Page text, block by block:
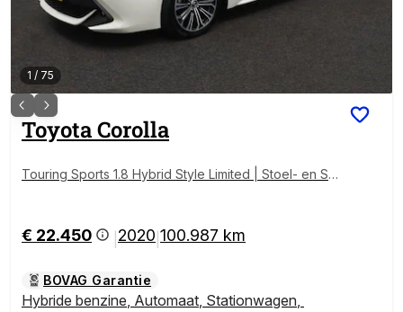
1 / 75
ToyotaCorolla
Touring Sports 1.8 Hybrid Style Limited | Stoel- en St
€ 22.450 2020 100.987 km
BOVAG Garantie
Hybride benzine, Automaat, Stationwagen,